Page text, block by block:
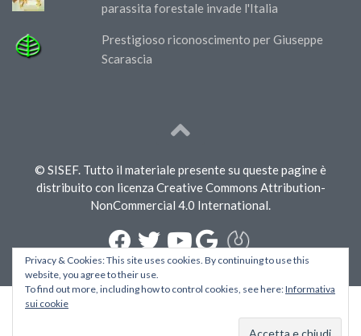
parassita forestale invade l'Italia
Prestigioso riconoscimento per Giuseppe
Scarascia
© SISEF. Tutto il materiale presente su queste pagine è
distribuito con licenza Creative Commons Attribution-
NonCommercial 4.0 International.
Privacy & Cookies: This site uses cookies. By continuing to use this
website, you agree to their use.
To find out more, including how to control cookies, see here:Informativa
sui cookie